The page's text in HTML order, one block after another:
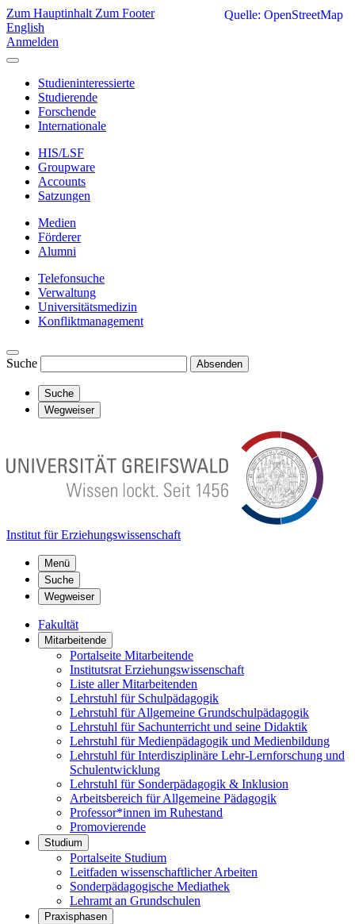
Zum Hauptinhalt Zum Footer
English
Anmelden
Studieninteressierte
Studierende
Forschende
Internationale
HIS/LSF
Groupware
Accounts
Satzungen
Medien
Förderer
Alumni
Telefonsuche
Verwaltung
Universitätsmedizin
Konfliktmanagement
Suche Absenden
Suche
Wegweiser
Institut für Erziehungswissenschaft
Menü
Suche
Wegweiser
Fakultät
Mitarbeitende
Portalseite Mitarbeitende
Institutsrat Erziehungswissenschaft
Liste aller Mitarbeitenden
Lehrstuhl für Schulpädagogik
Lehrstuhl für Allgemeine Grundschulpädagogik
Lehrstuhl für Sachunterricht und seine Didaktik
Lehrstuhl für Medienpädagogik und Medienbildung
Lehrstuhl für Interdisziplinäre Lehr-Lernforschung und
Schulentwicklung
Lehrstuhl für Sonderpädagogik & Inklusion
Arbeitsbereich für Allgemeine Pädagogik
Professor*innen im Ruhestand
Promovierende
Studium
Portalseite Studium
Leitfaden wissenschaftlicher Arbeiten
Sonderpädagogische Mediathek
Lehramt an Grundschulen
Praxisphasen
Quelle: OpenStreetMap